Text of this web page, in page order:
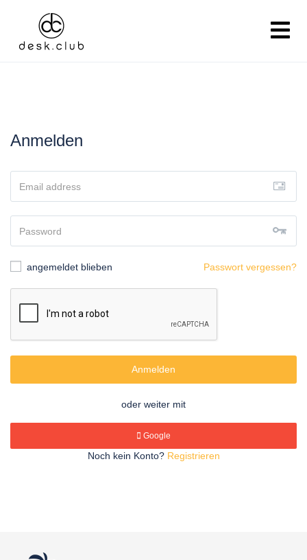
Anmelden
angemeldet blieben Passwort vergessen?
Anmelden
oder weiter mit
Google
Noch kein Konto? Registrieren